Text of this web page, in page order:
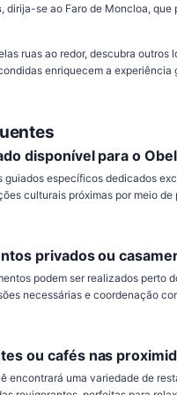
, dirija-se ao Faro de Moncloa, que
ruas ao redor, descubra
enriquecem a
disponível para o
guiados específicos dedicados
culturais próximas por meio
privados ou
podem ser realizados
necessárias e coordenação
ou cafés nas
encontrará uma variedade de